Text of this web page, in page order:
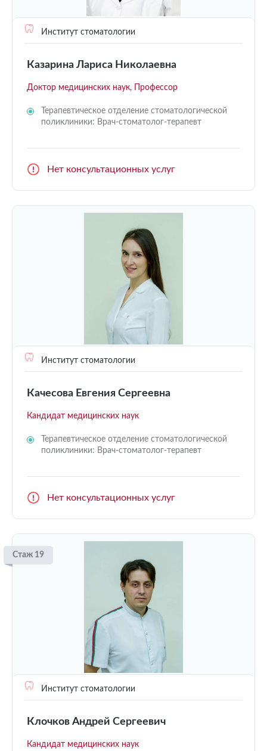
Институт стоматологии
Казарина Лариса Николаевна
Доктор медицинских наук, Профессор
Терапевтическое отделение стоматологической
поликлиники: Врач-стоматолог-терапевт
Нет консультационных услуг
Институт стоматологии
Качесова Евгения Сергеевна
Кандидат медицинских наук
Терапевтическое отделение стоматологической
поликлиники: Врач-стоматолог-терапевт
Нет консультационных услуг
Стаж 19
Институт стоматологии
Клочков Андрей Сергеевич
Кандидат медицинских наук